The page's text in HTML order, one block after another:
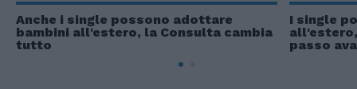
Anche i single possono adottare
bambini all'estero, la Consulta cambia
tutto
I single
passo